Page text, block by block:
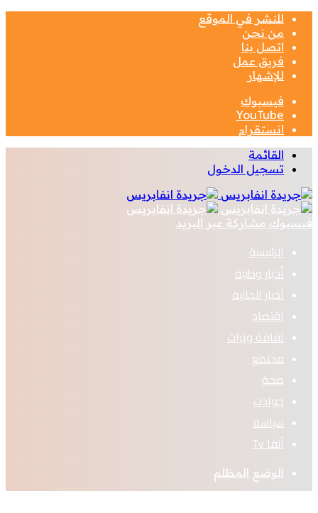
للنشر في الموقع
من نحن
اتصل بنا
فريق عمل
للإشهار
فيسبوك
‫YouTube
انستقرام
القائمة
تسجيل الدخول
فيسبوك مشاركة عبر البريد
الرئيسية
أخبار وطنية
أخبار الجالية
اقتصاد
ثقافة وتراث
مجتمع
صحة
حوادث
سياسة
أنفا Tv
الوضع المظلم